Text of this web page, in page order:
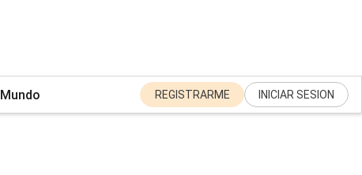
Mundo REGISTRARME INICIAR SESION